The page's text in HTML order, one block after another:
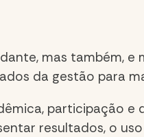
mas também,
da gestão para
participação
resultados, o